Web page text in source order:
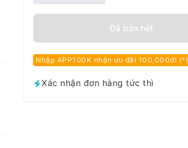
Đã bán hết
Nhập APP100K nhận ưu đãi 100,000đ! (*)
Xác nhận đơn hàng tức thì